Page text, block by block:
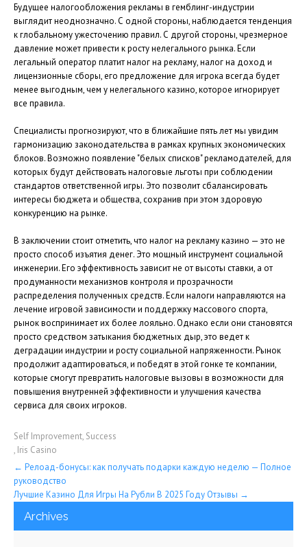
Будущее налогообложения рекламы в гемблинг-индустрии
выглядит неоднозначно. С одной стороны, наблюдается тенденция
к глобальному ужесточению правил. С другой стороны, чрезмерное
давление может привести к росту нелегального рынка. Если
легальный оператор платит налог на рекламу, налог на доход и
лицензионные сборы, его предложение для игрока всегда будет
менее выгодным, чем у нелегального казино, которое игнорирует
все правила.
Специалисты прогнозируют, что в ближайшие пять лет мы увидим
гармонизацию законодательства в рамках крупных экономических
блоков. Возможно появление "белых списков" рекламодателей, для
которых будут действовать налоговые льготы при соблюдении
стандартов ответственной игры. Это позволит сбалансировать
интересы бюджета и общества, сохранив при этом здоровую
конкуренцию на рынке.
В заключении стоит отметить, что налог на рекламу казино — это не
просто способ изъятия денег. Это мощный инструмент социальной
инженерии. Его эффективность зависит не от высоты ставки, а от
продуманности механизмов контроля и прозрачности
распределения полученных средств. Если налоги направляются на
лечение игровой зависимости и поддержку массового спорта,
рынок воспринимает их более лояльно. Однако если они становятся
просто средством затыкания бюджетных дыр, это ведет к
деградации индустрии и росту социальной напряженности. Рынок
продолжит адаптироваться, и победят в этой гонке те компании,
которые смогут превратить налоговые вызовы в возможности для
повышения внутренней эффективности и улучшения качества
сервиса для своих игроков.
Self Improvement, Success
, Iris Casino
Post
navigation
← Релоад-бонусы: как получать подарки каждую неделю — Полное
руководство
Лучшие Казино Для Игры На Рубли В 2025 Году Отзывы →
Archives